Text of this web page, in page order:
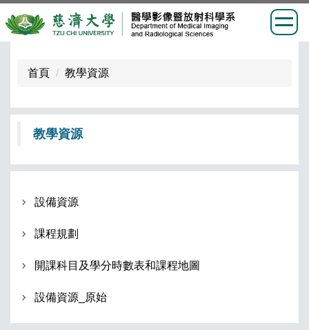
內
首頁 教學資源
教學資源
設備資源
課程規劃
開課科目及學分時數表和課程地圖
設備資源_原始